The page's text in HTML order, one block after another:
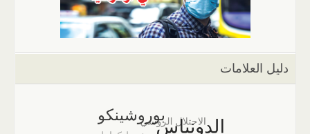
دليل العلامات